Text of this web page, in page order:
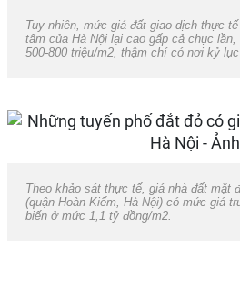
Tuy nhiên, mức giá đất giao dịch thực
tâm của Hà Nội lại cao gấp cả chục
500-800 triệu/m2, thậm chí có nơi kỷ
Theo khảo sát thực tế, giá nhà đất mặt
(quận Hoàn Kiếm, Hà Nội) có mức giá
biến ở mức 1,1 tỷ đồng/m2.